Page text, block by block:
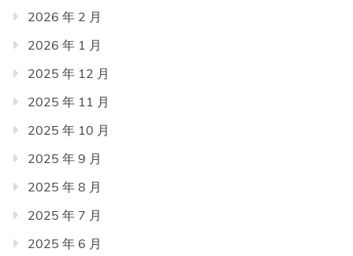
2026 年 2 月
2026 年 1 月
2025 年 12 月
2025 年 11 月
2025 年 10 月
2025 年 9 月
2025 年 8 月
2025 年 7 月
2025 年 6 月